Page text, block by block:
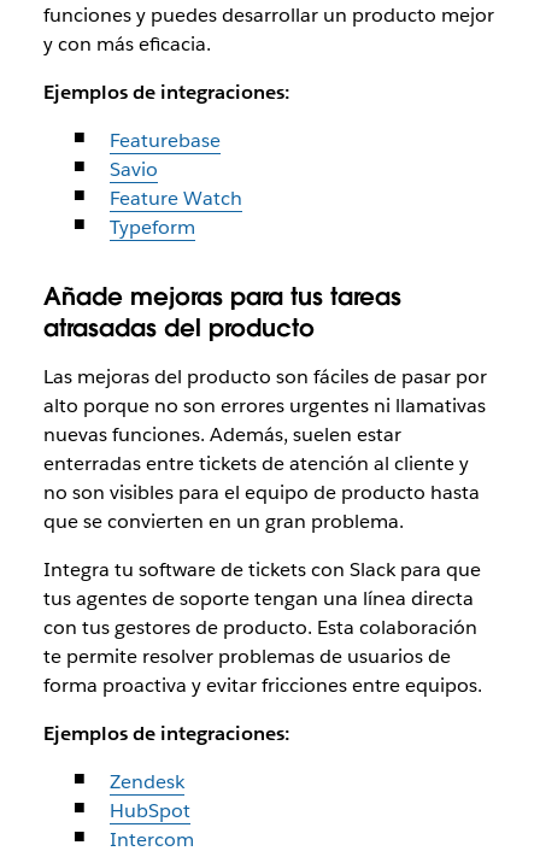
funciones y puedes desarrollar un producto mejor
y con más eficacia.
Ejemplos de integraciones:
Featurebase
Savio
Feature Watch
Typeform
Añade mejoras para tus tareas
atrasadas del producto
Las mejoras del producto son fáciles de pasar por
alto porque no son errores urgentes ni llamativas
nuevas funciones. Además, suelen estar
enterradas entre tickets de atención al cliente y
no son visibles para el equipo de producto hasta
que se convierten en un gran problema.
Integra tu software de tickets con Slack para que
tus agentes de soporte tengan una línea directa
con tus gestores de producto. Esta colaboración
te permite resolver problemas de usuarios de
forma proactiva y evitar fricciones entre equipos.
Ejemplos de integraciones:
Zendesk
HubSpot
Intercom